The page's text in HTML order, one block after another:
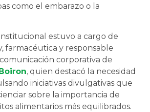
como el embarazo o la
estuvo a cargo de
farmacéutica y responsable
corporativa de
, quien destacó la necesidad
iniciativas divulgativas que
sobre la importancia de
alimentarios más equilibrados.